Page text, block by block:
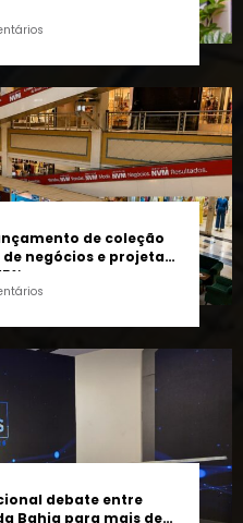
de coleção
debate entre
(9)